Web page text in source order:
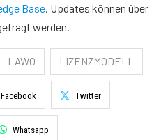
Base. Updates können über
werden.
LAWO LIZENZMODELL
Facebook Twitter
Whatsapp